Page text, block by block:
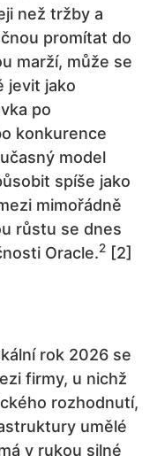
než tržby a
promítat do
marží, může se
jevit jako
po
konkurence
model
spíše jako
mimořádně
růstu se dnes
Oracle.2 [2]
rok 2026 se
firmy, u nichž
rozhodnutí,
umělé
v rukou silné